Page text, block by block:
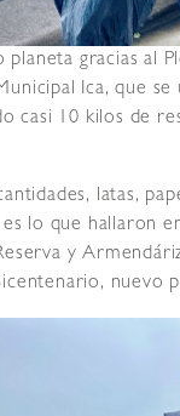
gracias al
Ica, que
casi 10 kilos de
latas,
lo que hallaron
y
nuevo